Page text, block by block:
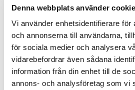
Denna webbplats använder
Vi använder enhetsidentifierare för
och annonserna till användarna,
för sociala medier och analysera
vidarebefordrar även sådana
information från din enhet till de
annons- och analysföretag som vi
Vägledning på Arbetsmiljöverkets
Behöver ni råd och
arbetsanpassning?